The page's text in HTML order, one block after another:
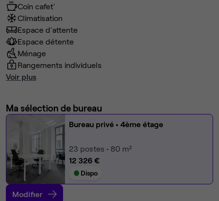
Coin cafet'
Climatisation
Espace d'attente
Espace détente
Ménage
Rangements individuels
Voir plus
Ma sélection de bureau
Bureau privé • 4ème étage
23 postes • 80 m²
12 326 €
Dispo
Modifier